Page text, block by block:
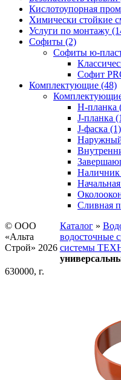
Кислотоупорная
Химически стойкие
Услуги по монтажу
Софиты (2)
Софиты ю-
Софит
Комплектующие (48)
H-планка
J-планка
J-фаска (1)
Наличник
Сливная
Каталог»
водосточные
системы
© ООО
«Альта
Строй» 2026
630000, г.